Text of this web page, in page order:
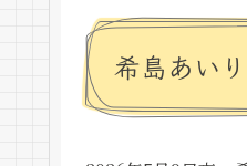
希島あい